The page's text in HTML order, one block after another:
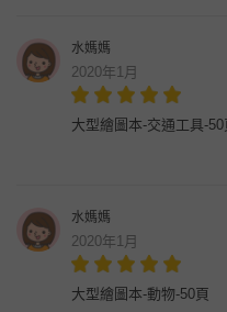
水媽媽
2020年1月
大型繪圖本-交通工具-50
水媽媽
2020年1月
大型繪圖本-動物-50頁